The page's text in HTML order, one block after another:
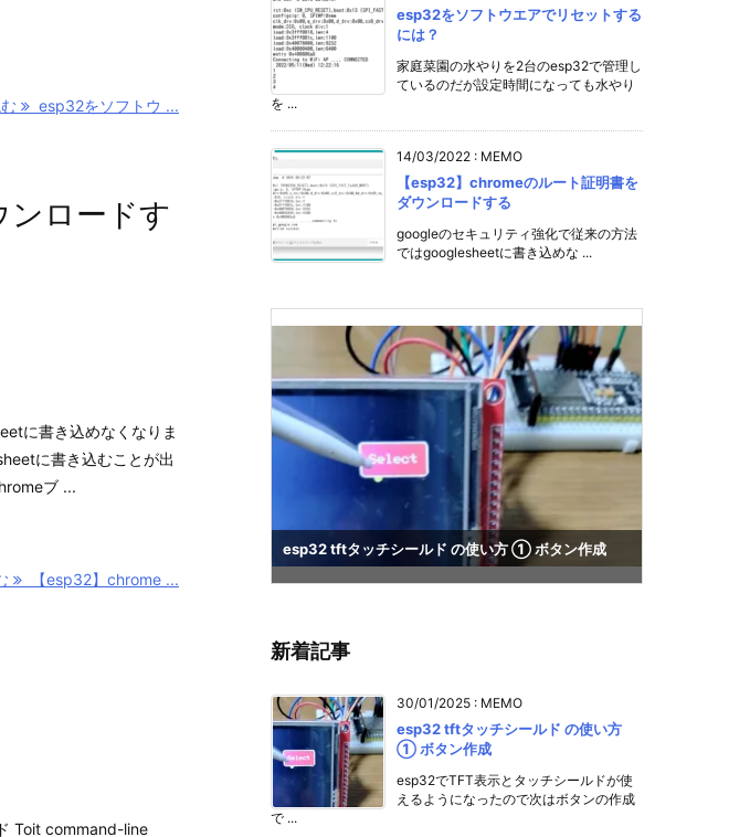
esp32をソフトウ ...
ンロードす
に書き込めなくなりま
に書き込むことが出
ブ ...
【esp32】chrome ...
Toit command-line
esp32をソフトウエアでリセットする
には？
家庭菜園の水やりを2台のesp32で管理し
ているのだが設定時間になっても水やり
を ...
14/03/2022 : MEMO
【esp32】chromeのルート証明書を
ダウンロードする
googleのセキュリティ強化で従来の方法
ではgooglesheetに書き込めな ...
esp32 tftタッチシールド の使い方 ① ボタン作成
新着記事
30/01/2025 : MEMO
esp32 tftタッチシールド の使い方
① ボタン作成
esp32でTFT表示とタッチシールドが使
えるようになったので次はボタンの作成
で ...